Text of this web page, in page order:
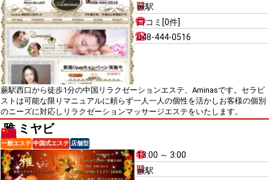
蕨駅
口コミ[0件]
048-444-0516
蕨駅西口から徒歩1分の中国リラクゼーションエステ、Aminasです。セラピ
ストは可能な限りマニュアルに頼らず一人一人の個性を活かしお客様の個別
のニーズに対応しリラクゼーションマッサージエステをいたします。
雅 ミヤビ
一般エステ 中国式エステ 店舗型
13:00 ～ 3:00
蕨駅